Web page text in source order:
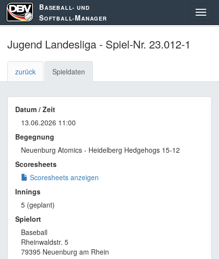
BASEBALL- UND
SOFTBALL-MANAGER
Jugend Landesliga - Spiel-Nr. 23.012-1
zurück Spieldaten
Datum / Zeit
13.06.2026 11:00
Begegnung
Neuenburg Atomics - Heidelberg Hedgehogs 15-12
Scoresheets
Scoresheets anzeigen
Innings
5 (geplant)
Spielort
Baseball
Rheinwaldstr. 5
79395 Neuenburg am Rhein